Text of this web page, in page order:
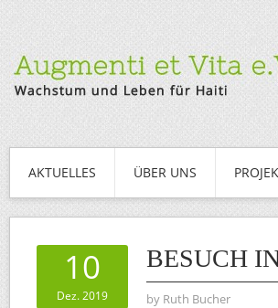
AKTUELLES ÜBER UNS
10
Dez. 2019
BESUCH
by Ruth Bucher